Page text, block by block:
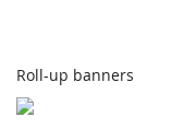
Roll-up banners